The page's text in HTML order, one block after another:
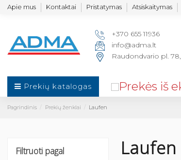
Apie mus Kontaktai Pristatymas Atsiskaitymas
+370 655 11936
info@adma.lt
Raudondvario pl.
Prekių katalogas
Pagrindinis Prekių ženklai Laufen
Laufen
Filtruoti pagal